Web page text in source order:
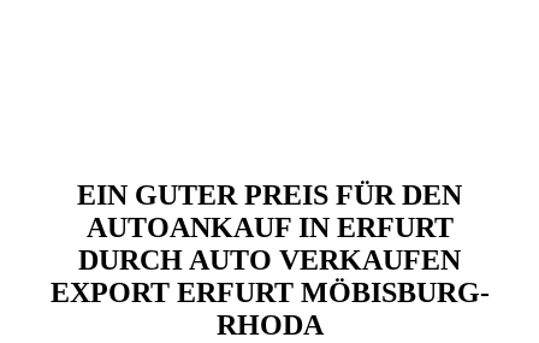
EIN GUTER PREIS FÜR DEN
AUTOANKAUF IN ERFURT
DURCH AUTO VERKAUFEN
EXPORT ERFURT MÖBISBURG-
RHODA